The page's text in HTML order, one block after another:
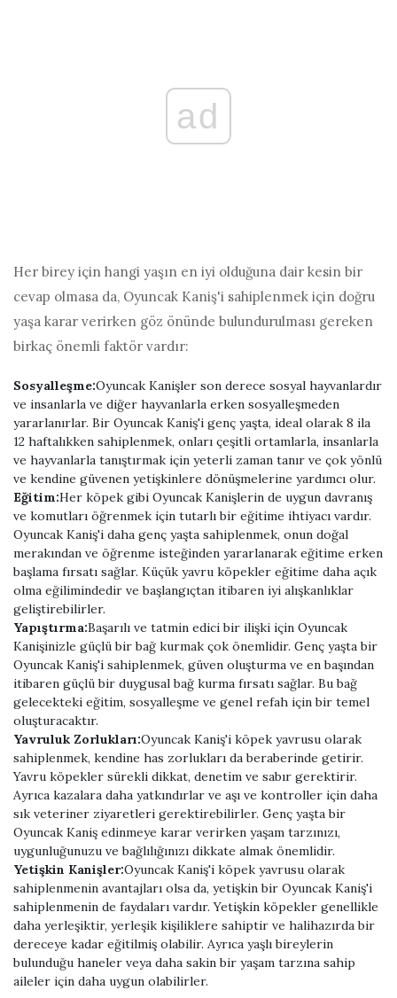
ad
Her birey için hangi yaşın en iyi olduğuna dair kesin bir
cevap olmasa da, Oyuncak Kaniş'i sahiplenmek için doğru
yaşa karar verirken göz önünde bulundurulması gereken
birkaç önemli faktör vardır:
Sosyalleşme:Oyuncak Kanişler son derece sosyal hayvanlardır
ve insanlarla ve diğer hayvanlarla erken sosyalleşmeden
yararlanırlar. Bir Oyuncak Kaniş'i genç yaşta, ideal olarak 8 ila
12 haftalıkken sahiplenmek, onları çeşitli ortamlarla, insanlarla
ve hayvanlarla tanıştırmak için yeterli zaman tanır ve çok yönlü
ve kendine güvenen yetişkinlere dönüşmelerine yardımcı olur.
Eğitim:Her köpek gibi Oyuncak Kanişlerin de uygun davranış
ve komutları öğrenmek için tutarlı bir eğitime ihtiyacı vardır.
Oyuncak Kaniş'i daha genç yaşta sahiplenmek, onun doğal
merakından ve öğrenme isteğinden yararlanarak eğitime erken
başlama fırsatı sağlar. Küçük yavru köpekler eğitime daha açık
olma eğilimindedir ve başlangıçtan itibaren iyi alışkanlıklar
geliştirebilirler.
Yapıştırma:Başarılı ve tatmin edici bir ilişki için Oyuncak
Kanişinizle güçlü bir bağ kurmak çok önemlidir. Genç yaşta bir
Oyuncak Kaniş'i sahiplenmek, güven oluşturma ve en başından
itibaren güçlü bir duygusal bağ kurma fırsatı sağlar. Bu bağ
gelecekteki eğitim, sosyalleşme ve genel refah için bir temel
oluşturacaktır.
Yavruluk Zorlukları:Oyuncak Kaniş'i köpek yavrusu olarak
sahiplenmek, kendine has zorlukları da beraberinde getirir.
Yavru köpekler sürekli dikkat, denetim ve sabır gerektirir.
Ayrıca kazalara daha yatkındırlar ve aşı ve kontroller için daha
sık veteriner ziyaretleri gerektirebilirler. Genç yaşta bir
Oyuncak Kaniş edinmeye karar verirken yaşam tarzınızı,
uygunluğunuzu ve bağlılığınızı dikkate almak önemlidir.
Yetişkin Kanişler:Oyuncak Kaniş'i köpek yavrusu olarak
sahiplenmenin avantajları olsa da, yetişkin bir Oyuncak Kaniş'i
sahiplenmenin de faydaları vardır. Yetişkin köpekler genellikle
daha yerleşiktir, yerleşik kişiliklere sahiptir ve halihazırda bir
dereceye kadar eğitilmiş olabilir. Ayrıca yaşlı bireylerin
bulunduğu haneler veya daha sakin bir yaşam tarzına sahip
aileler için daha uygun olabilirler.